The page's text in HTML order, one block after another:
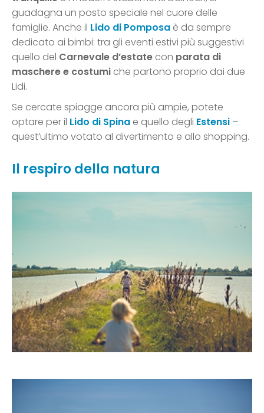
guadagna un posto speciale nel cuore delle
famiglie. Anche il Lido di Pomposa è da sempre
dedicato ai bimbi: tra gli eventi estivi più suggestivi
quello del Carnevale d’estate con parata di
maschere e costumi che partono proprio dai due
Lidi.
Se cercate spiagge ancora più ampie, potete
optare per il Lido di Spina e quello degli Estensi –
quest’ultimo votato al divertimento e allo shopping.
Il respiro della natura